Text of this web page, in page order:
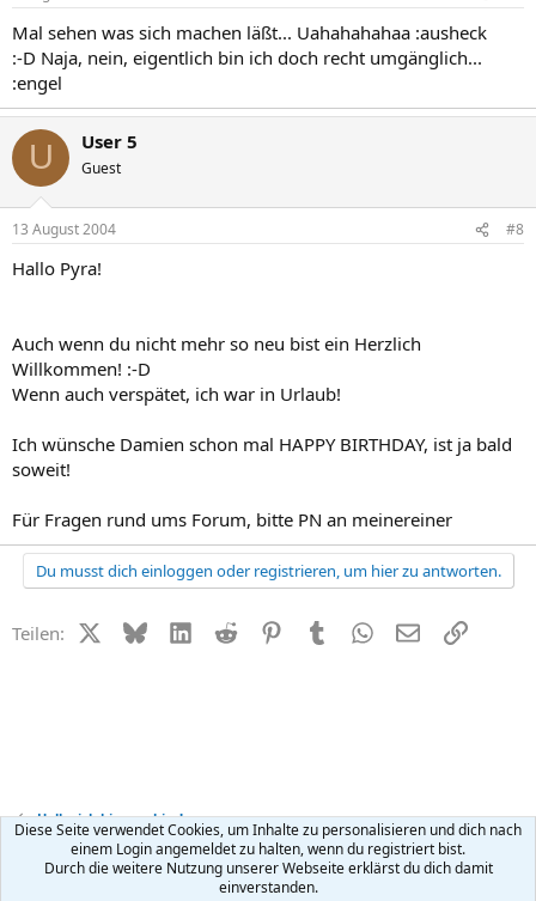
Mal sehen was sich machen läßt... Uahahahahaa :ausheck
:-D Naja, nein, eigentlich bin ich doch recht umgänglich...
:engel
U User 5
Guest
13 August 2004 #8
Hallo Pyra!
Auch wenn du nicht mehr so neu bist ein Herzlich
Willkommen! :-D
Wenn auch verspätet, ich war in Urlaub!
Ich wünsche Damien schon mal HAPPY BIRTHDAY, ist ja bald
soweit!
Für Fragen rund ums Forum, bitte PN an meinereiner
Du musst dich einloggen oder registrieren, um hier zu antworten.
Teilen: X (Twitter)
BlueskyLinkedIn
Reddit PinterestTumblr WhatsApp
E-MailLink
Hallo, ich bin neu hier!
Kontakt Nutzungsbedingungen Datenschutz Hilfe
R
Diese Seite verwendet Cookies, um Inhalte zu personalisieren und dich nach
einem Login angemeldet zu halten, wenn du registriert bist.
Durch die weitere Nutzung unserer Webseite erklärst du dich damit
einverstanden.